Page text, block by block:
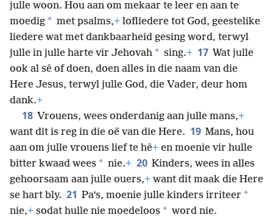
die woord van die Christus in alle wysheid ryklik in
julle woon. Hou aan om mekaar te leer en aan te
moedig * met psalms,+lofliedere tot God, geestelike
liedere wat met dankbaarheid gesing word, terwyl
julle in julle harte vir Jehovah * sing.+ 17 Wat julle
ook al sê of doen, doen alles in die naam van die
Here Jesus, terwyl julle God, die Vader, deur hom
dank. +
18 Vrouens, wees onderdanig aan julle mans,+
want dit is reg in die oë van die Here. 19 Mans, hou
aan om julle vrouens lief te hê+en moenie vir hulle
bitter kwaad wees * nie.+ 20 Kinders, wees in alles
gehoorsaam aan julle ouers,+want dit maak die Here
se hart bly. 21 Pa’s, moenie julle kinders irriteer